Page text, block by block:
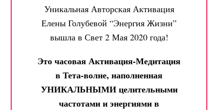
Уникальная Авторская Активация
Елены Голубевой “Энергия Жизни”
вышла в Свет 2 Мая 2020 года!
Это часовая Активация-Медитация
в Тета-волне, наполненная
УНИКАЛЬНЫМИ целительными
частотами и энергиями в